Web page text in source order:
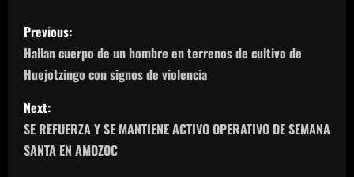
P
o
s
t
n
Previous:
Hallan cuerpo de un hombre en terrenos de cultivo de
Huejotzingo con signos de violencia
Next:
SE REFUERZA Y SE MANTIENE ACTIVO OPERATIVO DE SEMANA
SANTA EN AMOZOC